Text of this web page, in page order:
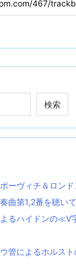
検索
ーヴィチ＆ロン
曲第1,2番を聴いて
よるハイドンの
管によるホルス